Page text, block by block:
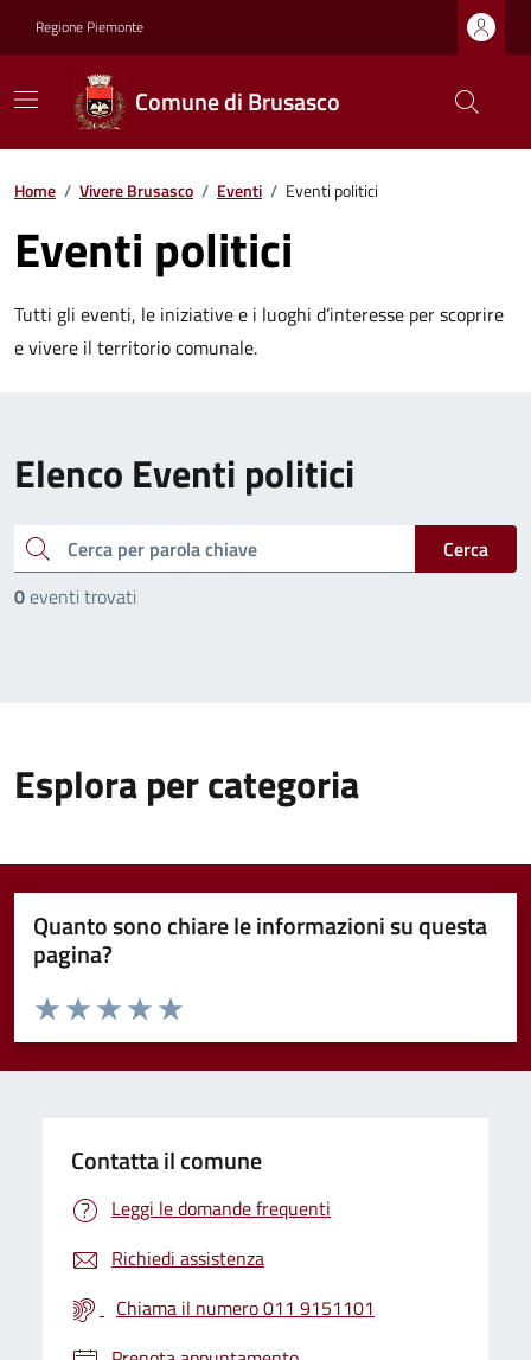
Regione Piemonte
Comune di Brusasco
Home / Vivere Brusasco / Eventi / Eventi politici
Eventi politici
Tutti gli eventi, le iniziative e i luoghi d’interesse per scoprire
e vivere il territorio comunale.
Elenco Eventi politici
cerca
Cerca
0eventi trovati
Esplora per categoria
Quanto sono chiare le informazioni su questa
pagina?
Valuta da 1 a 5 stelle la pagina
Valuta 5 stelle su 5
Valuta 4 stelle su 5
Valuta 3 stelle su 5
Valuta 2 stelle su 5
Valuta 1 stelle su 5
Contatta il comune
Leggi le domande frequenti
Richiedi assistenza
Chiama il numero 011 9151101